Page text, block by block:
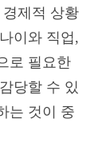
제적 상황
이와 직업,
로 필요한
당할 수 있
는 것이 중